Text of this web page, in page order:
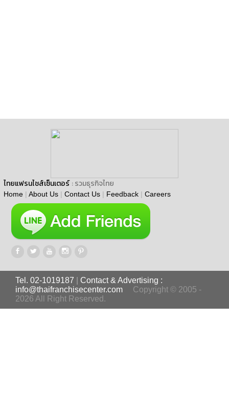
ไทยแฟรนไชส์เซ็นเตอร์ : รวมธุรกิจไทย
Home | About Us | Contact Us | Feedback | Careers
Tel. 02-1019187
Contact & Advertising :
info@thaifranchisecenter.com
Copyright © 2005 -
2026 All Right Reserved.